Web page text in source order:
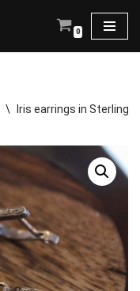
0
\ Iris earrings in Sterling